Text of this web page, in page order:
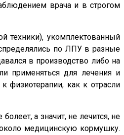
врача и в строгом
техники), укомплектованный
по ЛПУ в разные
в производство либо на
применяться для лечения и
физиотерапии, как к отрасли
а значит, не лечится, не
медицинскую кормушку.